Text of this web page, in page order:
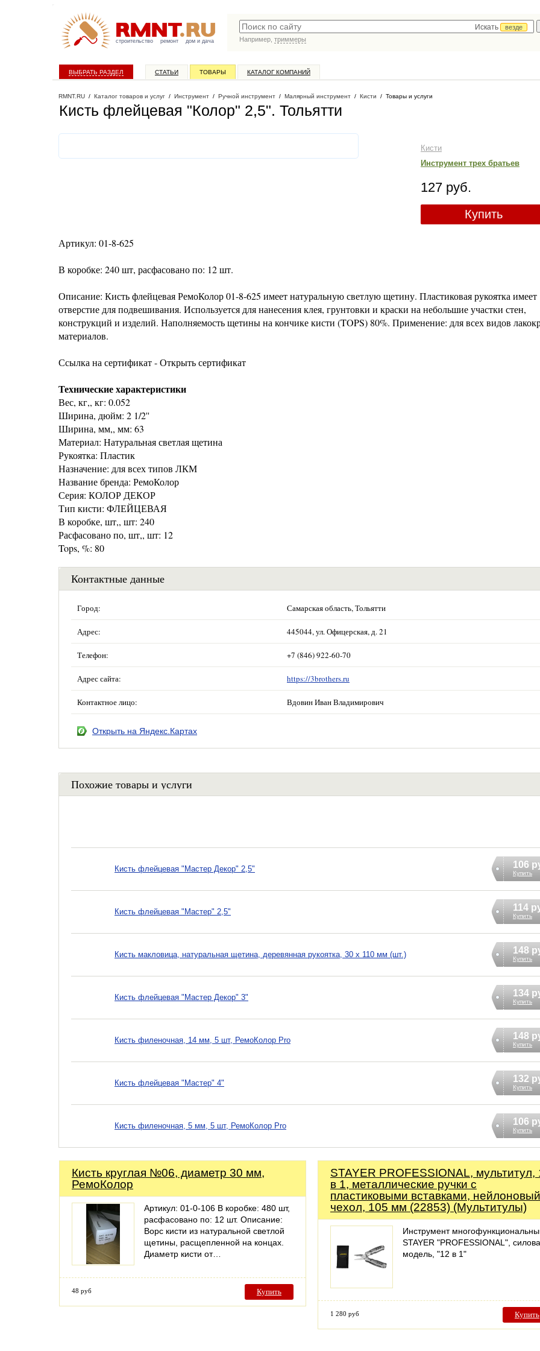
строительство ремонт дом и дача
Искать
везде
Например, триммеры
ВЫБРАТЬ РАЗДЕЛ СТАТЬИ ТОВАРЫ КАТАЛОГ КОМПАНИЙ
RMNT.RU / Каталог товаров и услуг / Инструмент / Ручной инструмент / Малярный инструмент / Кисти / Товары и услуги
Кисть флейцевая "Колор" 2,5". Тольятти
Кисти
Инструмент трех братьев
127 руб.
Купить
Артикул: 01-8-625
В коробке: 240 шт, расфасовано по: 12 шт.
Описание: Кисть флейцевая РемоКолор 01-8-625 имеет натуральную светлую щетину. Пластиковая рукоятка имеет
отверстие для подвешивания. Используется для нанесения клея, грунтовки и краски на небольшие участки стен,
конструкций и изделий. Наполняемость щетины на кончике кисти (TOPS) 80%. Применение: для всех видов
материалов.
Ссылка на сертификат - Открыть сертификат
Технические характеристики
Вес, кг,, кг: 0.052
Ширина, дюйм: 2 1/2''
Ширина, мм,, мм: 63
Материал: Натуральная светлая щетина
Рукоятка: Пластик
Назначение: для всех типов ЛКМ
Название бренда: РемоКолор
Серия: КОЛОР ДЕКОР
Тип кисти: ФЛЕЙЦЕВАЯ
В коробке, шт,, шт: 240
Расфасовано по, шт,, шт: 12
Tops, %: 80
Контактные данные
Город: Самарская область, Тольятти
Адрес: 445044, ул. Офицерская, д. 21
Телефон: +7 (846) 922-60-70
Адрес сайта: https://3brothers.ru
Контактное лицо: Вдовин Иван Владимирович
Открыть на Яндекс.Картах
Похожие товары и услуги
Кисть флейцевая "Мастер Декор" 2,5" 106
Купить
Кисть флейцевая "Мастер" 2,5" 114
Купить
Кисть макловица, натуральная щетина, деревянная рукоятка, 30 х 110 мм (шт.) 148
Купить
Кисть флейцевая "Мастер Декор" 3" 134
Купить
Кисть филеночная, 14 мм, 5 шт, РемоКолор Pro 148
Купить
Кисть флейцевая "Мастер" 4" 132
Купить
Кисть филеночная, 5 мм, 5 шт, РемоКолор Pro 106
Купить
Кисть круглая №06, диаметр 30 мм,
РемоКолор
Артикул: 01-0-106 В коробке: 480 шт,
расфасовано по: 12 шт. Описание:
Ворс кисти из натуральной светлой
щетины, расщепленной на концах.
Диаметр кисти от…
48 руб Купить
STAYER PROFESSIONAL, мультитул,
в 1, металлические ручки с
пластиковыми вставками, нейлоновый
чехол, 105 мм (22853) (Мультитулы)
Инструмент
STAYER "PROFESSIONAL",
модель, "12 в 1"
1 280 руб Купить